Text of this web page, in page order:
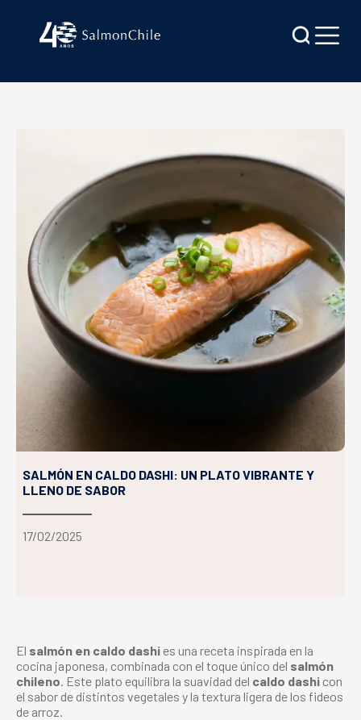
SALMÓN EN CALDO DASHI: UN PLATO VIBRANTE Y
LLENO DE SABOR
17/02/2025
El salmón en caldo dashi es una receta inspirada en la
cocina japonesa, combinada con el toque único del salmón
chileno . Este plato equilibra la suavidad del caldo dashi con
el sabor de distintos vegetales y la textura ligera de los fideos
de arroz.